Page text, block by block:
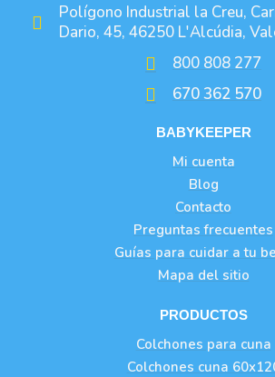
Polígono Industrial la Creu,
Dario, 45, 46250 L'Alcúdia,
800 808 277
670 362 570
BABYKEEPER
Mi cuenta
Blog
Contacto
Preguntas frecuentes
Guías para cuidar a tu
Mapa del sitio
PRODUCTOS
Colchones para cuna
Colchones cuna